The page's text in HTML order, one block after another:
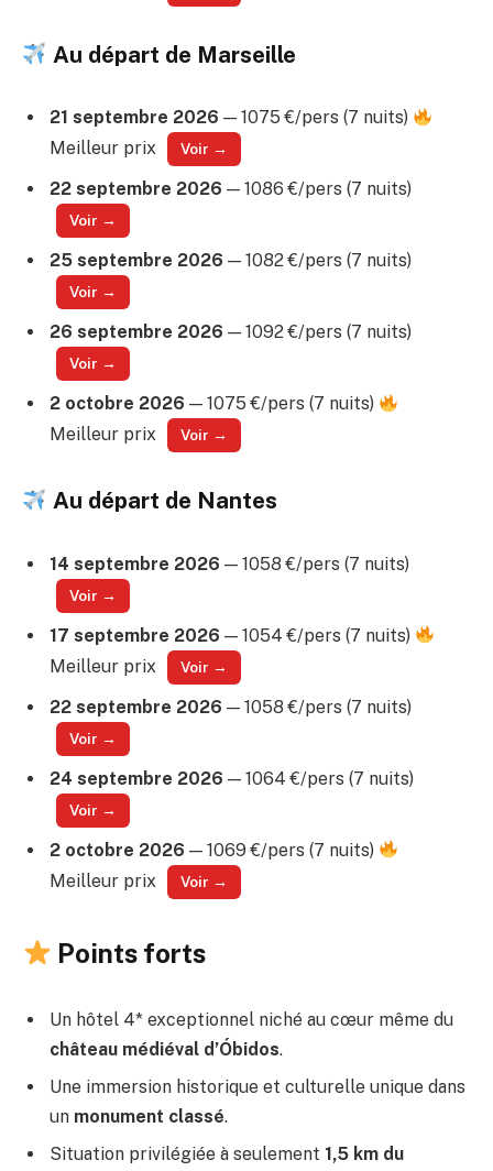
Au départ de Marseille
21 septembre 2026 — 1075 €/pers (7 nuits)
Meilleur prix
Voir →
22 septembre 2026 — 1086 €/pers (7 nuits)
Voir →
25 septembre 2026 — 1082 €/pers (7 nuits)
Voir →
26 septembre 2026 — 1092 €/pers (7 nuits)
Voir →
2 octobre 2026 — 1075 €/pers (7 nuits)
Meilleur prix
Voir →
Au départ de Nantes
14 septembre 2026 — 1058 €/pers (7 nuits)
Voir →
17 septembre 2026 — 1054 €/pers (7 nuits)
Meilleur prix
Voir →
22 septembre 2026 — 1058 €/pers (7 nuits)
Voir →
24 septembre 2026 — 1064 €/pers (7 nuits)
Voir →
2 octobre 2026 — 1069 €/pers (7 nuits)
Meilleur prix
Voir →
Points forts
Un hôtel 4* exceptionnel niché au cœur même du
château médiéval d’Óbidos.
Une immersion historique et culturelle unique dans
un monument classé.
Situation privilégiée à seulement 1,5 km du